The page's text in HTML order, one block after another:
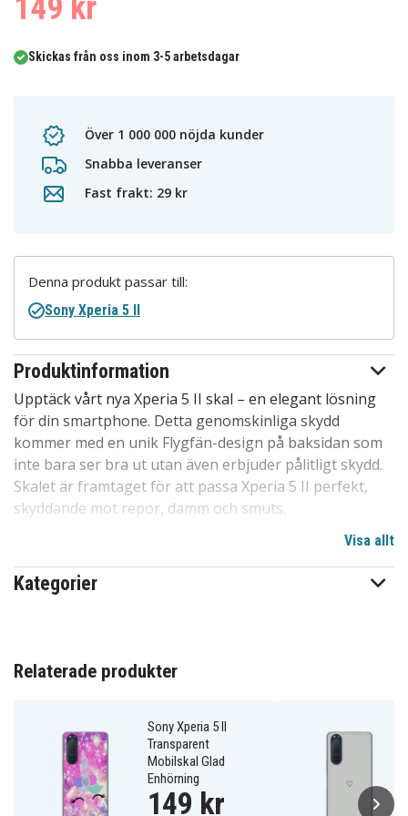
149 kr
Skickas från oss inom 3-5 arbetsdagar
Över 1 000 000 nöjda kunder
Snabba leveranser
Fast frakt: 29 kr
Produktinformation
Upptäck vårt nya Xperia 5 II skal – en elegant lösning
för din smartphone. Detta genomskinliga skydd
kommer med en unik Flygfän-design på baksidan som
inte bara ser bra ut utan även erbjuder pålitligt skydd.
Skalet är framtaget för att passa Xperia 5 II perfekt,
skyddande mot repor, damm och smuts.
Vår design är fri från skarpa kanter och enkel att
montera eller avlägsna från din mobil, utan risk för
repor eller andra skador. Det är en av de mest populära
konkurrensen. Ett utmärkt val för att skydda telefoner
inom familjen, bland barn och vänner. Särskilt anpassat
Detaljer om produkten:
-Speciellt utformat för Xperia 5 II, kompatibelt med
Visa allt
Kategorier
Denna produkt passar till:
Sony Xperia 5 II
Relaterade produkter
Sony Xperia 5 II
Transparent
Mobilskal Glad
Enhörning
149 kr